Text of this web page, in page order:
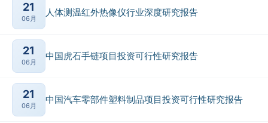
21
06月
人体测温红外热像仪行业深度研究报告
21
06月
中国虎石手链项目投资可行性研究报告
21
06月
中国汽车零部件塑料制品项目投资可行性研究报告